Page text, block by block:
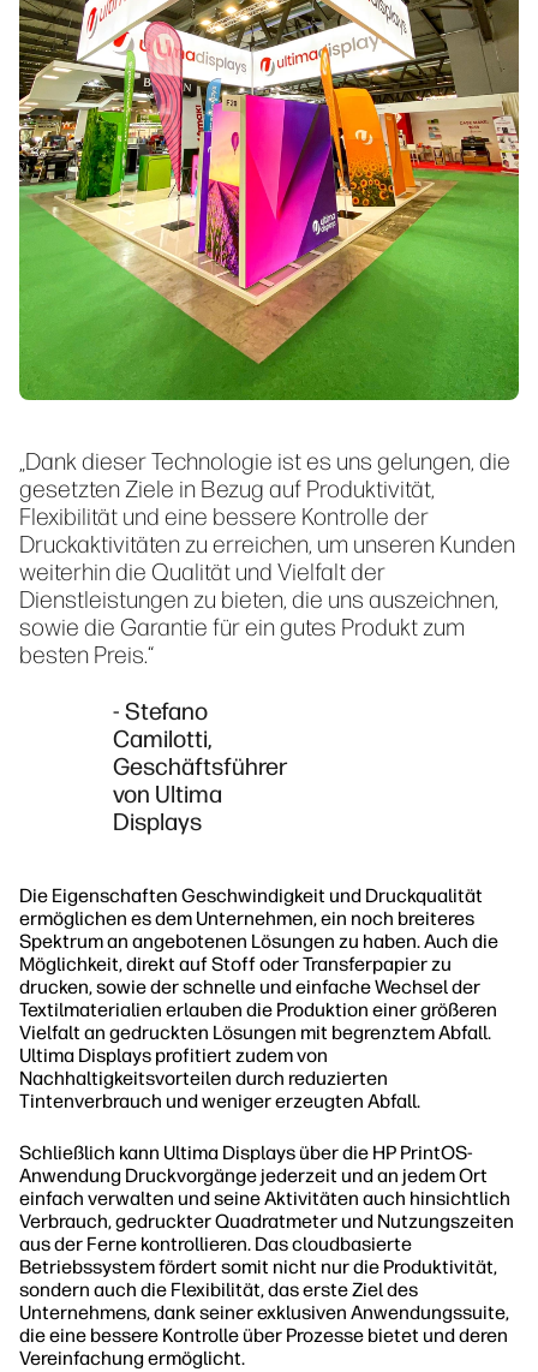
„Dank dieser Technologie ist es uns gelungen, die
gesetzten Ziele in Bezug auf Produktivität,
Flexibilität und eine bessere Kontrolle der
Druckaktivitäten zu erreichen, um unseren Kunden
weiterhin die Qualität und Vielfalt der
Dienstleistungen zu bieten, die uns auszeichnen,
sowie die Garantie für ein gutes Produkt zum
besten Preis.“
- Stefano
Camilotti,
Geschäftsführer
von Ultima
Displays
Die Eigenschaften Geschwindigkeit und Druckqualität
ermöglichen es dem Unternehmen, ein noch breiteres
Spektrum an angebotenen Lösungen zu haben. Auch die
Möglichkeit, direkt auf Stoff oder Transferpapier zu
drucken, sowie der schnelle und einfache Wechsel der
Textilmaterialien erlauben die Produktion einer größeren
Vielfalt an gedruckten Lösungen mit begrenztem Abfall.
Ultima Displays profitiert zudem von
Nachhaltigkeitsvorteilen durch reduzierten
Tintenverbrauch und weniger erzeugten Abfall.
Schließlich kann Ultima Displays über die HP PrintOS-
Anwendung Druckvorgänge jederzeit und an jedem Ort
einfach verwalten und seine Aktivitäten auch hinsichtlich
Verbrauch, gedruckter Quadratmeter und Nutzungszeiten
aus der Ferne kontrollieren. Das cloudbasierte
Betriebssystem fördert somit nicht nur die Produktivität,
sondern auch die Flexibilität, das erste Ziel des
Unternehmens, dank seiner exklusiven Anwendungssuite,
die eine bessere Kontrolle über Prozesse bietet und deren
Vereinfachung ermöglicht.